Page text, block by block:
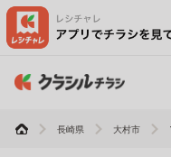
長崎県 大村市